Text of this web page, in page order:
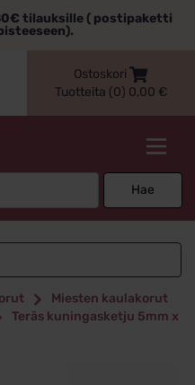
tilauksille ( postipaketti
Ostoskori
Tuotteita (0) 0,00 €
Hae
Miesten kaulakorut
Teräs kuningasketju 5mm x